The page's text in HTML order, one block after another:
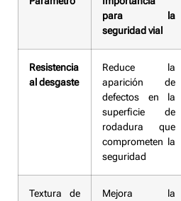
para la
seguridad vial
Resistencia
al desgaste
Reduce la
aparición de
defectos en la
superficie de
rodadura que
comprometen la
seguridad
Textura de
Mejora la